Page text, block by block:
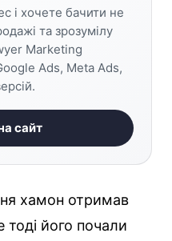
і хочете бачити не
та зрозумілу
Marketing
Ads, Meta Ads,
сайт
хамон отримав
тоді його почали